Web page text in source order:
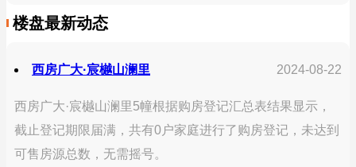
楼盘最新动态
西房广大·宸樾山澜里 2024-08-22
西房广大·宸樾山澜里5幢根据购房登记汇总表结果显示，
截止登记期限届满，共有0户家庭进行了购房登记，未达到
可售房源总数，无需摇号。